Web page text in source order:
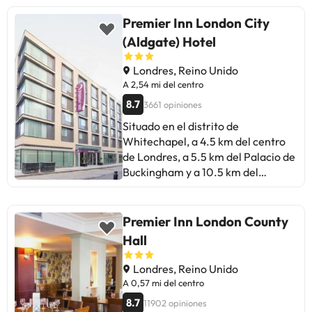
Premier Inn London City
(Aldgate) Hotel
Londres, Reino Unido
A 2,54 mi del centro
8.7 3661 opiniones
Situado en el distrito de
Whitechapel, a 4.5 km del centro
de Londres, a 5.5 km del Palacio de
Buckingham y a 10.5 km del
servicios incluyen restaurante, bar,
acceso a Internet inalámbrico
(cargo extra), ascensor y recepción
24 horas.Las habitaciones cuentan
con aire acondicionado, acceso a
Internet inalámbrico (cargo extra),
Premier Inn London County
Hall
Londres, Reino Unido
A 0,57 mi del centro
8.7 11902 opiniones